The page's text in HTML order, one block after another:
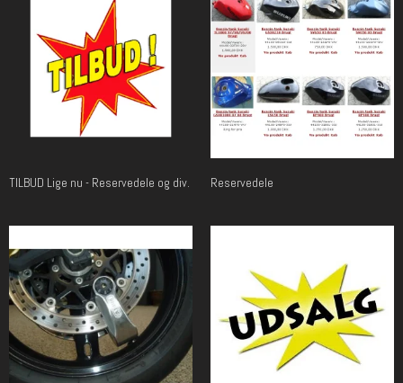
TILBUD Lige nu - Reservedele og div. Reservedele